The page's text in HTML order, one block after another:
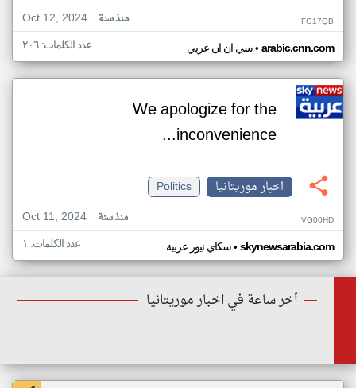
Oct 12, 2024
منذ سنة FG17QB
سي ان ان عربي• arabic.cnn.com عدد الكلمات: ٢٠٦
We apologize for the
inconvenience...
اخبار موريتانيا
Politics
Oct 11, 2024
منذ سنة VG00HD
سكاي نيوز عربية• skynewsarabia.com عدد الكلمات: ١
أخر ساعة في اخبار موريتانيا